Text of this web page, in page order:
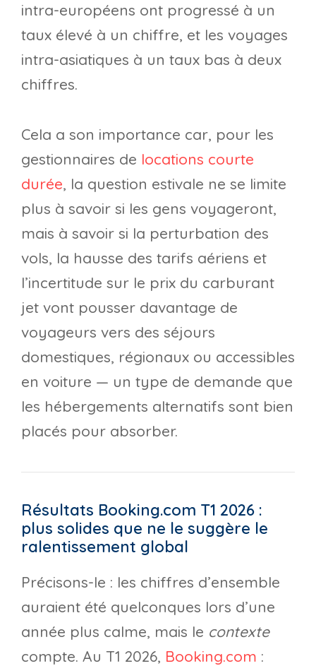
intra-européens ont progressé à un
taux élevé à un chiffre, et les voyages
intra-asiatiques à un taux bas à deux
chiffres.
Cela a son importance car, pour les
gestionnaires de locations courte
durée, la question estivale ne se limite
plus à savoir si les gens voyageront,
mais à savoir si la perturbation des
vols, la hausse des tarifs aériens et
l’incertitude sur le prix du carburant
jet vont pousser davantage de
voyageurs vers des séjours
domestiques, régionaux ou accessibles
en voiture — un type de demande que
les hébergements alternatifs sont bien
placés pour absorber.
Résultats Booking.com T1 2026 :
plus solides que ne le suggère le
ralentissement global
Précisons-le : les chiffres d’ensemble
auraient été quelconques lors d’une
année plus calme, mais le contexte
compte. Au T1 2026, Booking.com :